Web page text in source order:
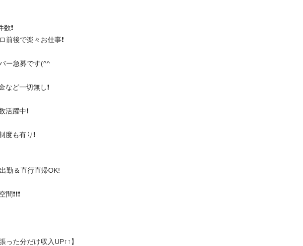
❗️
前後で楽々お仕事❗️
ー急募です(^^
ど一切無し❗️
躍中❗️
も有り❗️
勤＆直行直帰OK!
❗️❗️❗️
った分だけ収入UP↑↑】